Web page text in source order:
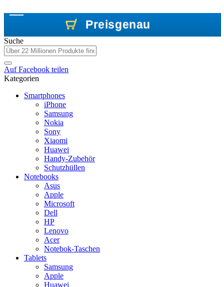
Preisgenau
Preisgenau
Preisgenau
Suche
AufFacebook teilen
Kategorien
Smartphones
iPhone
Samsung
Nokia
Sony
Xiaomi
Huawei
Handy-Zubehör
Schutzhüllen
Notebooks
Asus
Apple
Microsoft
Dell
HP
Lenovo
Acer
Notebok-Taschen
Tablets
Samsung
Apple
Huawei